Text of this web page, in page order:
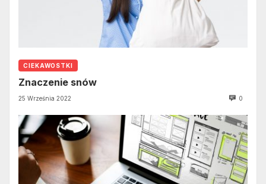
CIEKAWOSTKI
Znaczenie snów
25 Września 2022 0